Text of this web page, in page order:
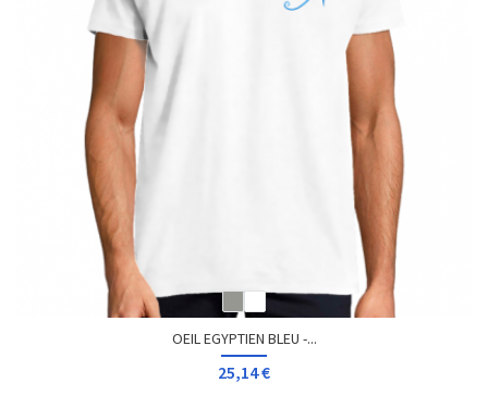
OEIL EGYPTIEN BLEU -...
25,14 €